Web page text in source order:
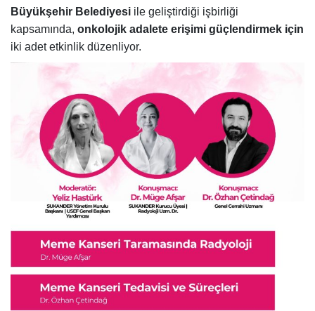
Büyükşehir Belediyesi ile geliştirdiği işbirliği
kapsamında, onkolojik adalete erişimi güçlendirmek için
iki adet etkinlik düzenliyor.